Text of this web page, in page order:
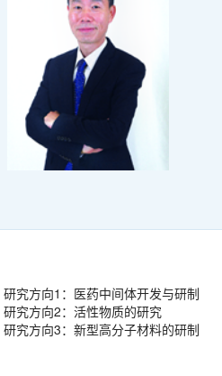
研究方向1：医药中间体开发与研制
研究方向2：活性物质的研究
研究方向3：新型高分子材料的研制